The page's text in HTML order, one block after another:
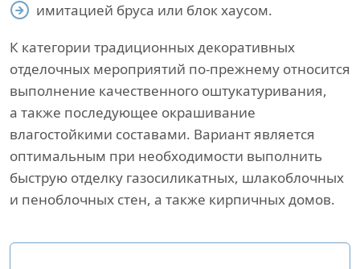
имитацией бруса или блок хаусом.
К категории традиционных декоративных
отделочных мероприятий по-прежнему относится
выполнение качественного оштукатуривания,
а также последующее окрашивание
влагостойкими составами. Вариант является
оптимальным при необходимости выполнить
быструю отделку газосиликатных, шлакоблочных
и пеноблочных стен, а также кирпичных домов.